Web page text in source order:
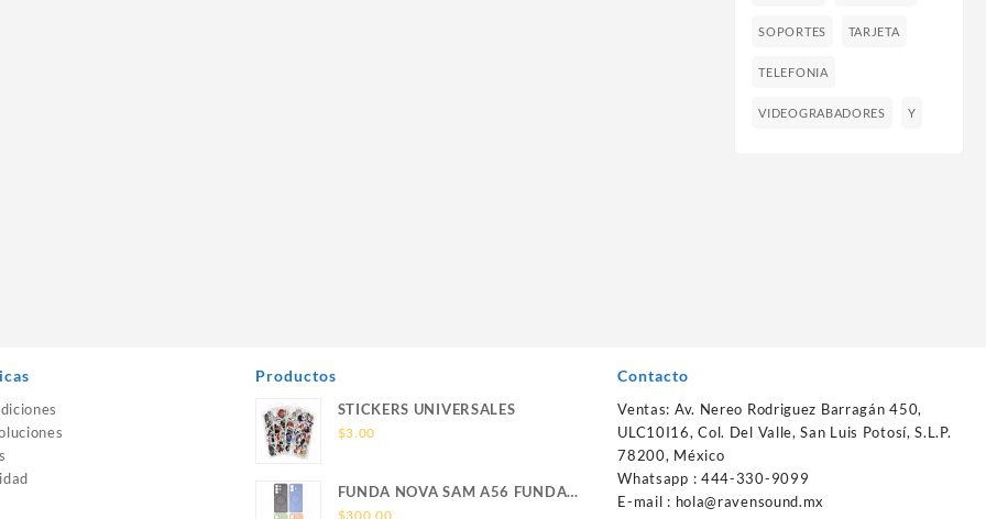
SOPORTES TARJETA
TELEFONIA
VIDEOGRABADORES Y
Productos
STICKERS UNIVERSALES
$3.00
FUNDA NOVA SAM A56 FUNDA
SILICONA SIN SOPORTE
$300.00
Contacto
Ventas: Av. Nereo Rodriguez Barragán 450,
ULC10I16, Col. Del Valle, San Luis Potosí, S.L.P.
78200, México
Whatsapp : 444-330-9099
E-mail : hola@ravensound.mx